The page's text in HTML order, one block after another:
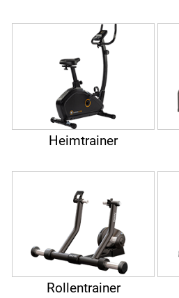
Heimtrainer
Rollentrainer